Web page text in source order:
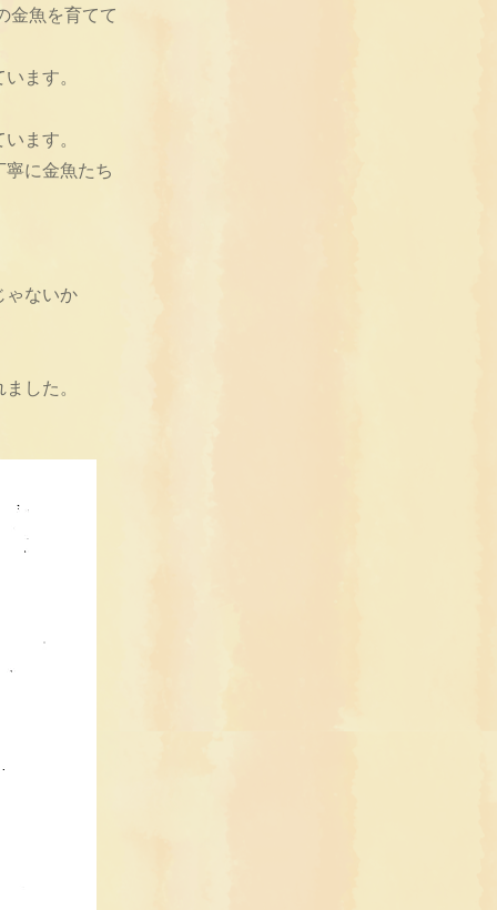
金魚を育てて
ます。
ます。
に金魚たち
ゃないか
した。